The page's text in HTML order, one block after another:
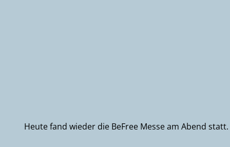
Heute fand wieder die BeFree Messe am Abend statt.